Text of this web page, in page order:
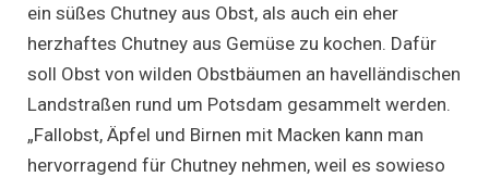
ein süßes Chutney aus Obst, als auch ein eher
herzhaftes Chutney aus Gemüse zu kochen. Dafür
soll Obst von wilden Obstbäumen an havelländischen
Landstraßen rund um Potsdam gesammelt werden.
„Fallobst, Äpfel und Birnen mit Macken kann man
hervorragend für Chutney nehmen, weil es sowieso